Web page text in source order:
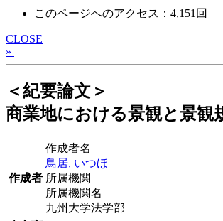
このページへのアクセス：4,151回
CLOSE
»
＜紀要論文＞
商業地における景観と景観
作成者
作成者名
鳥居, いつほ
所属機関
所属機関名
九州大学法学部